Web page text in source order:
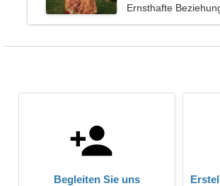
Ernsthafte
Begleiten Sie uns